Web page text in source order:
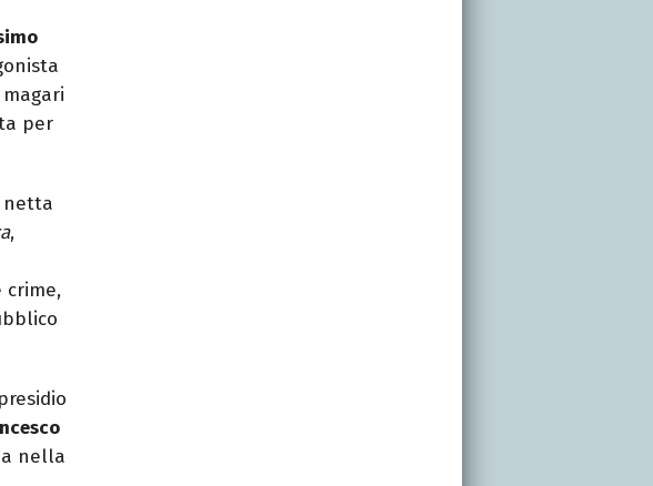
magari
per
netta
,
crime,
nella